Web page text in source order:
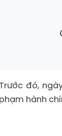
Trước đó,
phạm hành